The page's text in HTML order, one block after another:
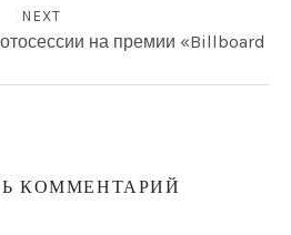
NEXT
на премии «Billboard
КОММЕНТАРИЙ